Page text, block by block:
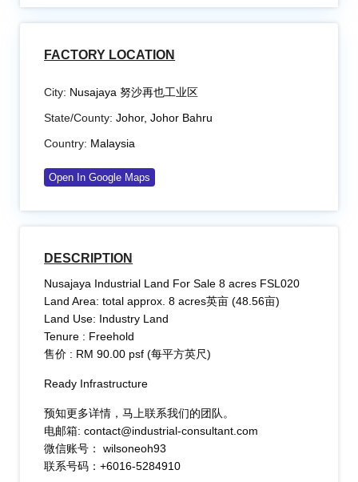
FACTORY LOCATION
City: Nusajaya 努沙再也工业区
State/County: Johor,Johor Bahru
Country: Malaysia
Open In Google Maps
DESCRIPTION
Nusajaya Industrial Land For Sale 8 acres FSL020
Land Area: total approx. 8 acres英亩 (48.56亩)
Land Use: Industry Land
Tenure : Freehold
售价 : RM 90.00 psf (每平方英尺)
Ready Infrastructure
预知更多详情，马上联系我们的团队。
电邮箱: contact@industrial-consultant.com
微信账号： wilsoneoh93
联系号码：+6016-5284910